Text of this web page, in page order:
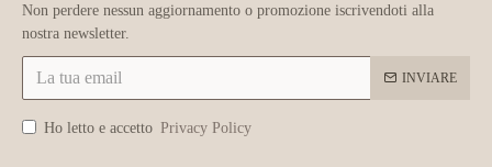
Non perdere nessun aggiornamento o promozione iscrivendoti alla
nostra newsletter.
INVIARE
Ho letto e accetto Privacy Policy